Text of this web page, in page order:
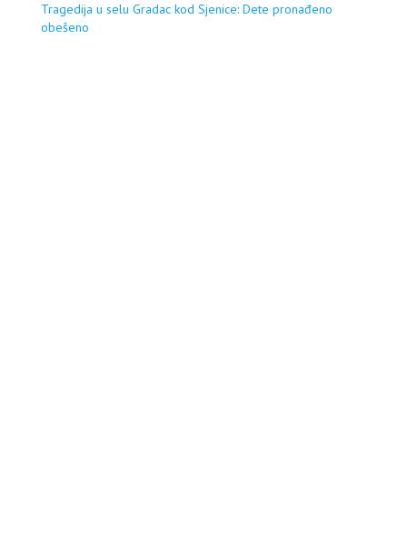
Tragedija u selu Gradac kod Sjenice: Dete pronađeno
obešeno